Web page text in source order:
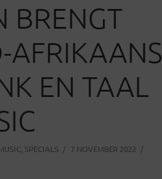
BRENGT
AFRIKAANS
EN TAAL
, SPECIALS
7 NOVEMBER 2022